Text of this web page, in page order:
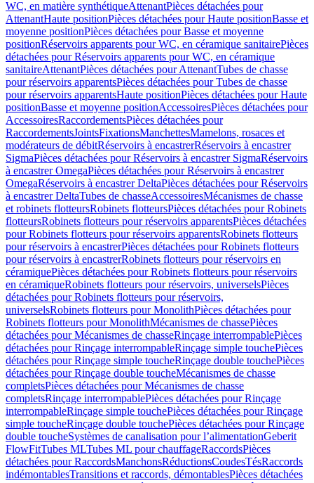
WC, en matière synthétiqueAttenantPièces détachées pour
AttenantHaute positionPièces détachées pour Haute positionBasse et
moyenne positionPièces détachées pour Basse et moyenne
positionRéservoirs apparents pour WC, en céramique sanitairePièces
détachées pour Réservoirs apparents pour WC, en céramique
sanitaireAttenantPièces détachées pour AttenantTubes de chasse
pour réservoirs apparentsPièces détachées pour Tubes de chasse
pour réservoirs apparentsHaute positionPièces détachées pour Haute
positionBasse et moyenne positionAccessoiresPièces détachées pour
AccessoiresRaccordementsPièces détachées pour
RaccordementsJointsFixationsManchettesMamelons, rosaces et
modérateurs de débitRéservoirs à encastrerRéservoirs à encastrer
SigmaPièces détachées pour Réservoirs à encastrer SigmaRéservoirs
à encastrer OmegaPièces détachées pour Réservoirs à encastrer
OmegaRéservoirs à encastrer DeltaPièces détachées pour Réservoirs
à encastrer DeltaTubes de chasseAccessoiresMécanismes de chasse
et robinets flotteursRobinets flotteursPièces détachées pour Robinets
flotteursRobinets flotteurs pour réservoirs apparentsPièces détachées
pour Robinets flotteurs pour réservoirs apparentsRobinets flotteurs
pour réservoirs à encastrerPièces détachées pour Robinets flotteurs
pour réservoirs à encastrerRobinets flotteurs pour réservoirs en
céramiquePièces détachées pour Robinets flotteurs pour réservoirs
en céramiqueRobinets flotteurs pour réservoirs, universelsPièces
détachées pour Robinets flotteurs pour réservoirs,
universelsRobinets flotteurs pour MonolithPièces détachées pour
Robinets flotteurs pour MonolithMécanismes de chassePièces
détachées pour Mécanismes de chasseRinçage interrompablePièces
détachées pour Rinçage interrompableRinçage simple touchePièces
détachées pour Rinçage simple toucheRinçage double touchePièces
détachées pour Rinçage double toucheMécanismes de chasse
completsPièces détachées pour Mécanismes de chasse
completsRinçage interrompablePièces détachées pour Rinçage
interrompableRinçage simple touchePièces détachées pour Rinçage
simple toucheRinçage double touchePièces détachées pour Rinçage
double toucheSystèmes de canalisation pour l’alimentationGeberit
FlowFitTubes MLTubes ML pour chauffageRaccordsPièces
détachées pour RaccordsManchonsRéductionsCoudesTésRaccords
indémontablesTransitions et raccords, démontablesPièces détachées